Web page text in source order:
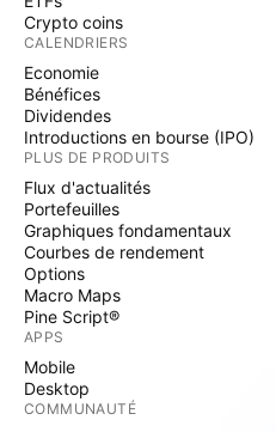
Crypto coins
CALENDRIERS
Economie
Bénéfices
Dividendes
Introductions en bourse (IPO)
PLUS DE PRODUITS
Flux d'actualités
Portefeuilles
Graphiques fondamentaux
Courbes de rendement
Options
Macro Maps
Pine Script®
APPS
Mobile
Desktop
COMMUNAUTÉ